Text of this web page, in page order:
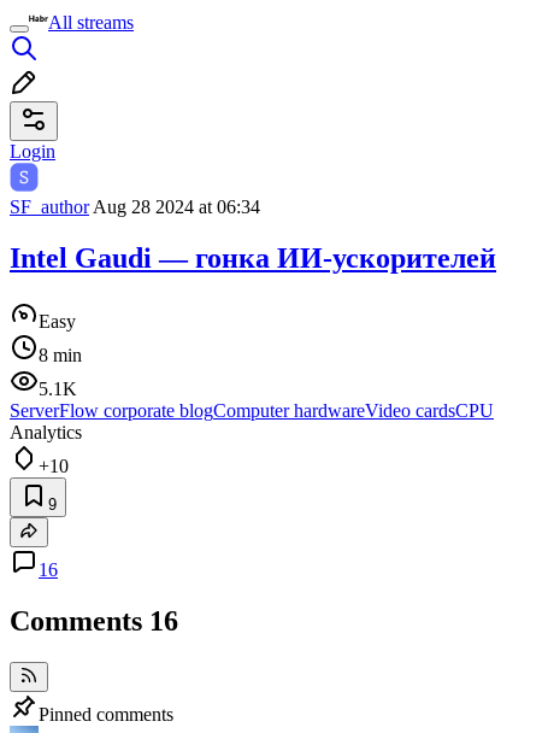
All streams
Login
SF_authorAug 28 2024 at 06:34
Intel Gaudi — гонка ИИ-ускорителей
Easy
8 min
5.1K
ServerFlow corporate blogComputer hardwareVideo cardsCPU
Analytics
+10
9
16
Comments 16
Pinned comments